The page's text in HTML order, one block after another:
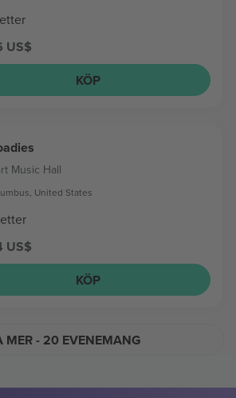
US$
KÖP
Music Hall
United States
US$
KÖP
MER- 20 EVENEMANG